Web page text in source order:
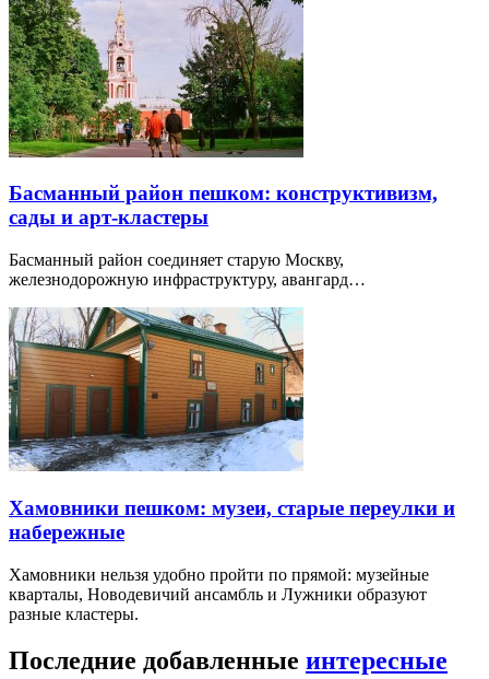
Басманный район пешком: конструктивизм,
сады и арт-кластеры
Басманный район соединяет старую Москву,
железнодорожную инфраструктуру, авангард…
Хамовники пешком: музеи, старые переулки и
набережные
Хамовники нельзя удобно пройти по прямой: музейные
кварталы, Новодевичий ансамбль и Лужники образуют
разные кластеры.
Последние добавленные интересные